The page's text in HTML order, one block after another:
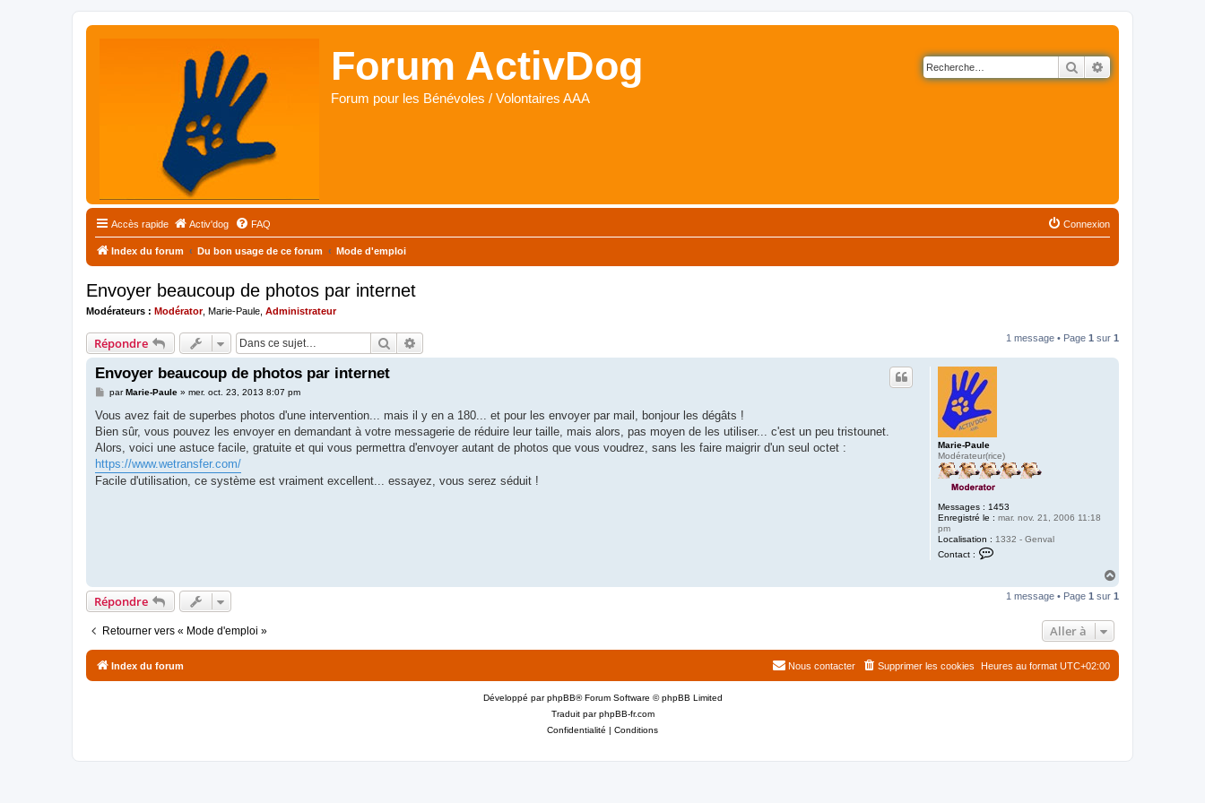
Forum ActivDog
Forum pour les Bénévoles / Volontaires AAA
Rechercher
Accès rapide Activ'dog FAQ Connexion
Index du forum Du bon usage de ce forum Mode d'emploi
Envoyer beaucoup de photos par internet
Modérateurs : Modérator, Marie-Paule Administrateur
Répondre Rechercher 1 message • Page 1 sur 1
Marie-Paule
Modérateur(rice)
Messages : 1453
Enregistré le : mar. nov. 21, 2006 11:18
pm
Localisation : 1332 - Genval
Contact :
r
Envoyer beaucoup de photos par internet
M
s
a
g
parMarie-Paule» mer. oct. 23, 2013 8:07 pm
Vous avez fait de superbes photos d'une intervention... mais il y en a 180... et pour les envoyer par mail, bonjour les dégâts !
Bien sûr, vous pouvez les envoyer en demandant à votre messagerie de réduire leur taille, mais alors, pas moyen de les utiliser... c'est un peu tristounet.
Alors, voici une astuce facile, gratuite et qui vous permettra d'envoyer autant de photos que vous voudrez, sans les faire maigrir d'un seul octet :
https://www.wetransfer.com/
Facile d'utilisation, ce système est vraiment excellent... essayez, vous serez séduit !
u
Répondre 1 message • Page 1 sur 1
Retourner vers « Mode d'emploi » Aller à
Index du forum Heures au format UTC+02:00
Supprimer les cookies
Nous contacter
Développé parphpBB® Forum Software © phpBB Limited
Traduit parphpBB-fr.com
Confidentialité | Conditions